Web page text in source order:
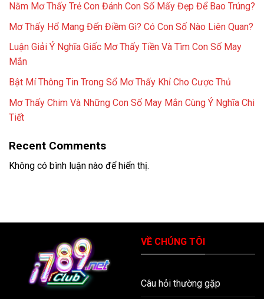
Nằm Mơ Thấy Trẻ Con Đánh Con Số Mấy Đẹp Để Bao Trúng?
Mơ Thấy Hổ Mang Đến Điềm Gì? Có Con Số Nào Liên Quan?
Luận Giải Ý Nghĩa Giấc Mơ Thấy Tiền Và Tìm Con Số May
Mắn
Bật Mí Thông Tin Trong Sổ Mơ Thấy Khỉ Cho Cược Thủ
Mơ Thấy Chim Và Những Con Số May Mắn Cùng Ý Nghĩa Chi
Tiết
Recent Comments
Không có bình luận nào để hiển thị.
VỀ CHÚNG TÔI
Câu hỏi thường gặp